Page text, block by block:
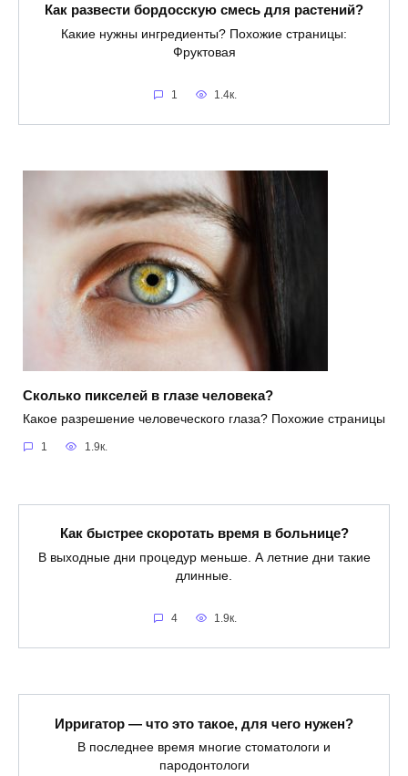
Как развести бордосскую смесь для растений?
Какие нужны ингредиенты? Похожие страницы:
Фруктовая
1 1.4к.
Сколько пикселей в глазе человека?
Какое разрешение человеческого глаза? Похожие страницы
1 1.9к.
Как быстрее скоротать время в больнице?
В выходные дни процедур меньше. А летние дни такие
длинные.
4 1.9к.
Ирригатор — что это такое, для чего нужен?
В последнее время многие стоматологи и
пародонтологи